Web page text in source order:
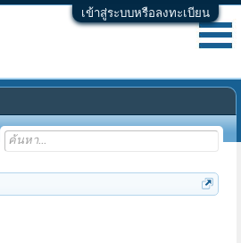
เข้าสู่ระบบหรือลงทะเบียน